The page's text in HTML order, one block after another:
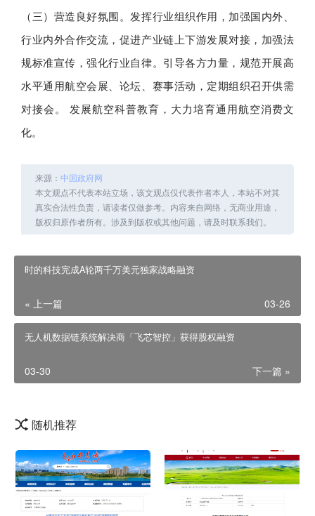
（三）营造良好氛围。发挥行业组织作用，加强国内外、
行业内外合作交流，促进产业链上下游发展对接，加强法
规标准宣传，强化行业自律。引导各方力量，规范开展高
水平通用航空会展、论坛、赛事活动，定期组织召开供需
对接会。 发展航空科普教育，大力培育通用航空消费文
化。
来源： 中国政府网
本文观点不代表本站立场，该文观点仅代表作者本人，本站不对其
真实合法性负责，请读者仅做参考。内容来自网络，无商业用途，
版权归原作者所有。涉及到版权或其他问题，请及时联系我们。
时的科技完成A轮两千万美元独家战略融资
« 上一篇 03-26
无人机数据链系统解决商「飞芯智控」获得股权融资
下一篇 »
03-30
随机推荐